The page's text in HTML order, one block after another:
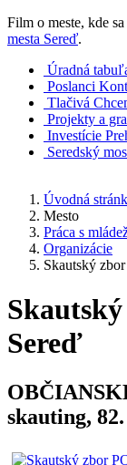
Film o meste, kde
mesta Sereď.
Úradná
Poslanci
Tlačivá
Projekty a
Investície
Seredský
Úvodná
Mesto
Práca s
Organizácie
Skautský
Sereď
skauting,